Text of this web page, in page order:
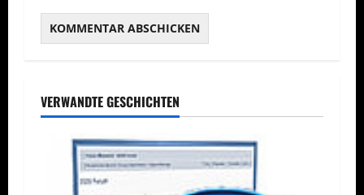
VERWANDTE GESCHICHTEN